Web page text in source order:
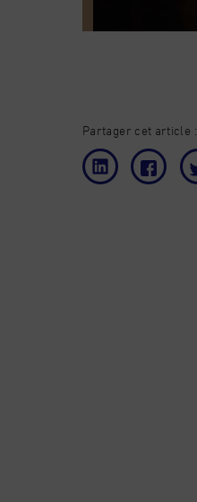
Partager cet article :